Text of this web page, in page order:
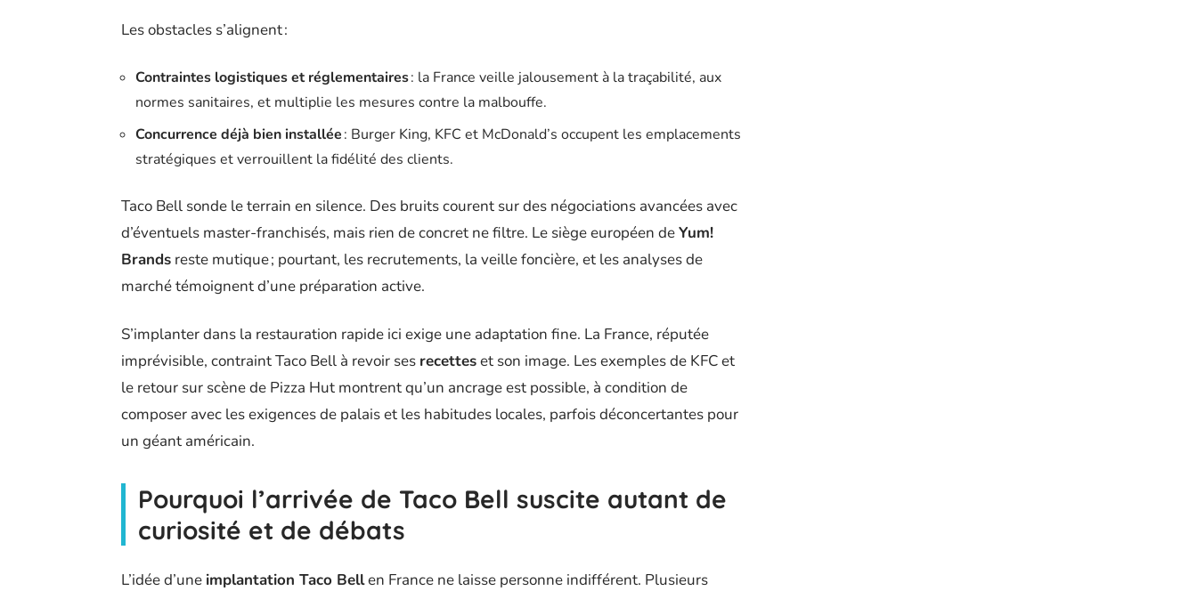
Les obstacles s’alignent :
Contraintes logistiques et réglementaires: la France veille jalousement à la traçabilité, aux
normes sanitaires, et multiplie les mesures contre la malbouffe.
Concurrence déjà bien installée: Burger King, KFC et McDonald’s occupent les emplacements
stratégiques et verrouillent la fidélité des clients.
Taco Bell sonde le terrain en silence. Des bruits courent sur des négociations avancées avec
d’éventuels master-franchisés, mais rien de concret ne filtre. Le siège européen deYum!
Brands reste mutique ; pourtant, les recrutements, la veille foncière, et les analyses de
marché témoignent d’une préparation active.
S’implanter dans la restauration rapide ici exige une adaptation fine. La France, réputée
imprévisible, contraint Taco Bell à revoir ses recetteset son image. Les exemples de KFC et
le retour sur scène de Pizza Hut montrent qu’un ancrage est possible, à condition de
composer avec les exigences de palais et les habitudes locales, parfois déconcertantes pour
un géant américain.
Pourquoi l’arrivée de Taco Bell suscite autant de
curiosité et de débats
L’idée d’une implantation Taco Bellen France ne laisse personne indifférent. Plusieurs